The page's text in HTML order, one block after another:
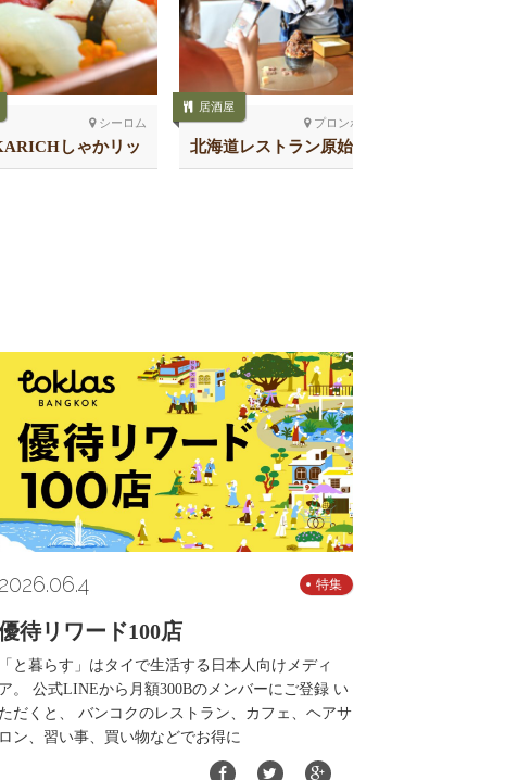
シーロム
しゃかリッ
スラウォン
プロンポン南
居酒屋
北海道レストラン原始焼き
スクンビット26
2026.06.4 特集
待リワード100店
「と暮らす」はタイで生活する日本人向けメディ
ア。 公式LINEから月額300Bのメンバーにご登録 い
ただくと、 バンコクのレストラン、カフェ、ヘアサ
ロン、習い事、買い物などでお得に